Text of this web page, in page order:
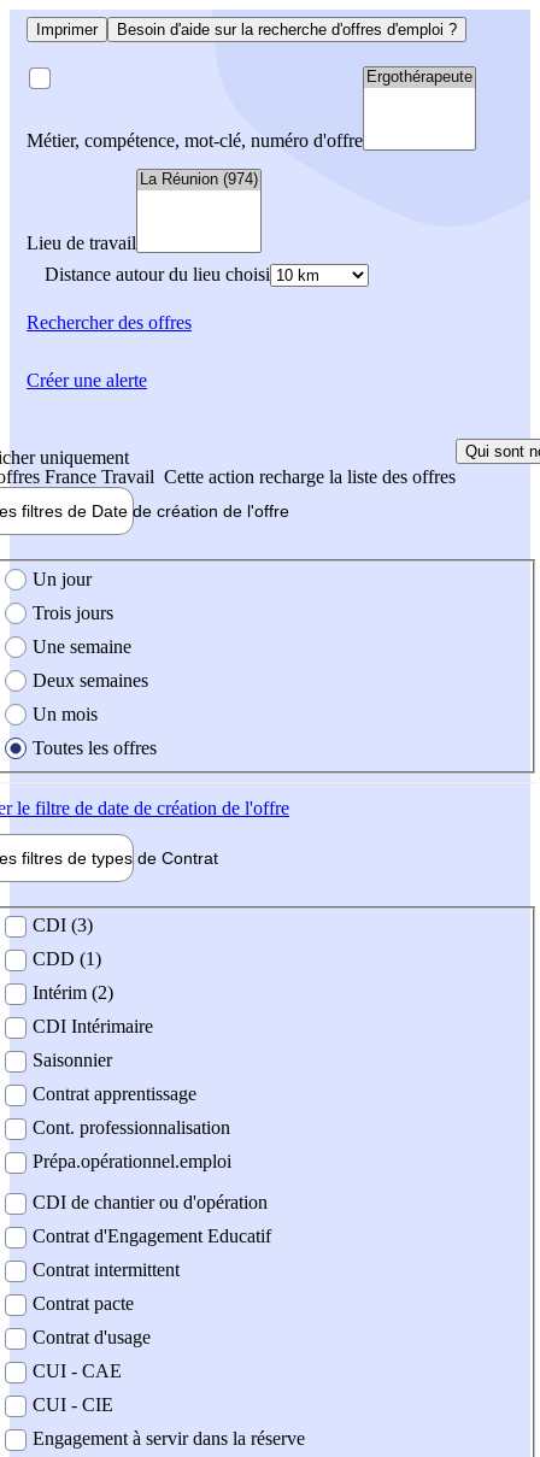
Imprimer Besoin d'aide sur la recherche d'offres d'emploi ?
Métier, compétence, mot-clé, numéro d'offre
Lieu de travail
Distance autour du lieu choisi
Rechercherdes offres
uniquement
France Travail Cette action recharge la liste des offres
Qui sont
filtres de Date de création de l'offre
création de l'offre
Un jour
Trois jours
Une semaine
Deux semaines
Un mois
Toutes les offres
le filtre de date de création de l'offre
filtres de types de Contrat
contrat
CDI (3)
CDD (1)
Intérim (2)
CDI Intérimaire
Saisonnier
Contrat apprentissage
Cont. professionnalisation
Prépa.opérationnel.emploi
CDI de chantier ou d'opération
Contrat d'Engagement Educatif
Contrat intermittent
Contrat pacte
Contrat d'usage
CUI - CAE
CUI - CIE
Engagement à servir dans la réserve
Créer une alerte